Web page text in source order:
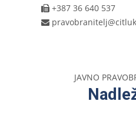
+387 36 640 537
JAVNO